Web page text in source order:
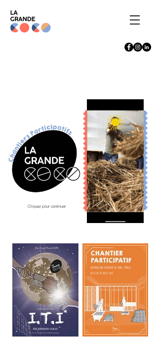
Cliquez pour continuer